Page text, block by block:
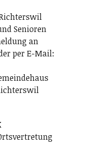
Senioren
an
per E-Mail: